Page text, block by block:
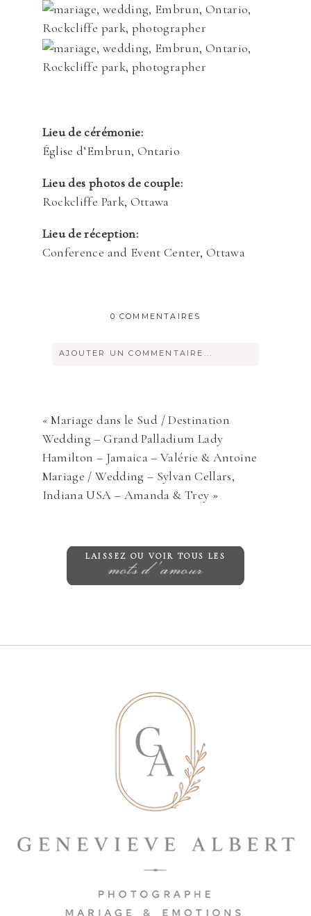
Lieu de cérémonie:
Église d’Embrun, Ontario
Lieu des photos de couple:
Rockcliffe Park, Ottawa
Lieu de réception:
Conference and Event Center, Ottawa
0 COMMENTAIRES
AJOUTER UN COMMENTAIRE...
this browser for the next time I
comment.
« Mariage dans le Sud / Destination
Wedding – Grand Palladium Lady
Hamilton – Jamaica – Valérie & Antoine
Mariage / Wedding – Sylvan Cellars,
Indiana USA – Amanda & Trey »
mots d'amour
LAISSEZ OU VOIR TOUS LES